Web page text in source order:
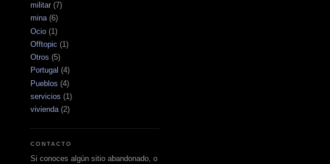
militar (7)
mina (6)
Ocio (1)
Offtopic (1)
Otros (5)
Portugal (4)
Pueblos (4)
servicios (1)
vivienda (2)
CONTACTO
Si conoces algún sitio abandonado, o